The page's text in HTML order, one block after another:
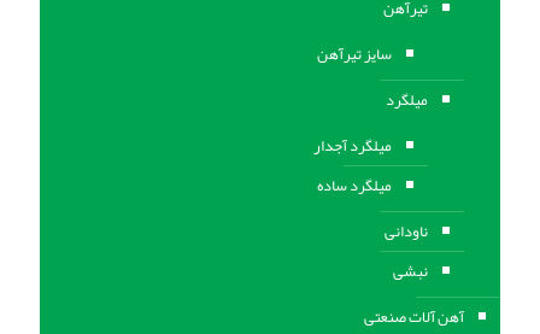
تیرآهن
سایز تیرآهن
میلگرد
میلگرد آجدار
میلگرد ساده
ناودانی
نبشی
آهن آلات صنعتی